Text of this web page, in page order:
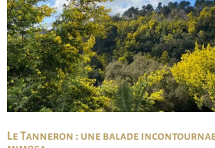
Le Tanneron : une balade